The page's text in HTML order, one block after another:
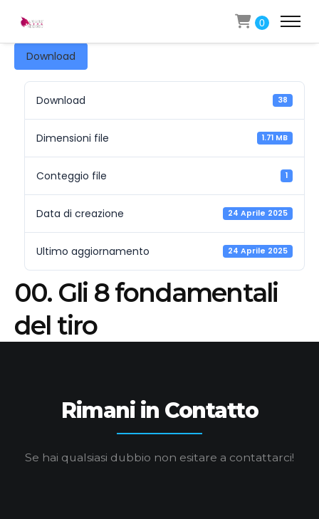
0
Download
Download 38
Dimensioni file 1.71 MB
Conteggio file 1
Data di creazione 24 Aprile 2025
Ultimo aggiornamento 24 Aprile 2025
00. Gli 8 fondamentali
del tiro
Rimani in Contatto
Se hai qualsiasi dubbio non esitare a contattarci!